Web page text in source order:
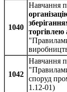
1040
Навчання
торгівлею
1042
Навчання
споруд
1.12-01)